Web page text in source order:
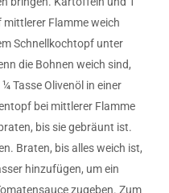
mittlerer Flamme weich
Schnellkochtopf unter
die Bohnen weich sind,
Tasse Olivenöl in einer
bei mittlerer Flamme
bis sie gebräunt ist.
Braten, bis alles weich ist,
hinzufügen, um ein
zugeben. Zum